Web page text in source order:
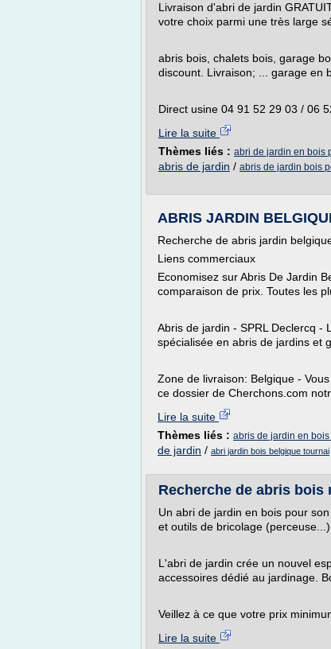
Livraison d'abri de jardin
votre choix parmi une très large
abris bois, chalets bois, garage
discount. Livraison; ... garage en
Direct usine 04 91 52 29 03 / 06
Lire la suite
Thèmes liés : abri de jardin en bois
abris de jardin / abris de jardin bois
ABRIS JARDIN
Recherche de abris jardin
Liens commerciaux
Economisez sur Abris De Jardin
comparaison de prix. Toutes les
Abris de jardin - SPRL Declercq -
spécialisée en abris de jardins et
Zone de livraison: Belgique -
ce dossier de Cherchons.com
Lire la suite
Thèmes liés : abris de jardin en
de jardin / abri jardin bois belgique tournai
Recherche de abris bois
Un abri de jardin en bois pour
et outils de bricolage
L'abri de jardin crée un nouvel
accessoires dédié au jardinage.
Veillez à ce que votre prix
Lire la suite